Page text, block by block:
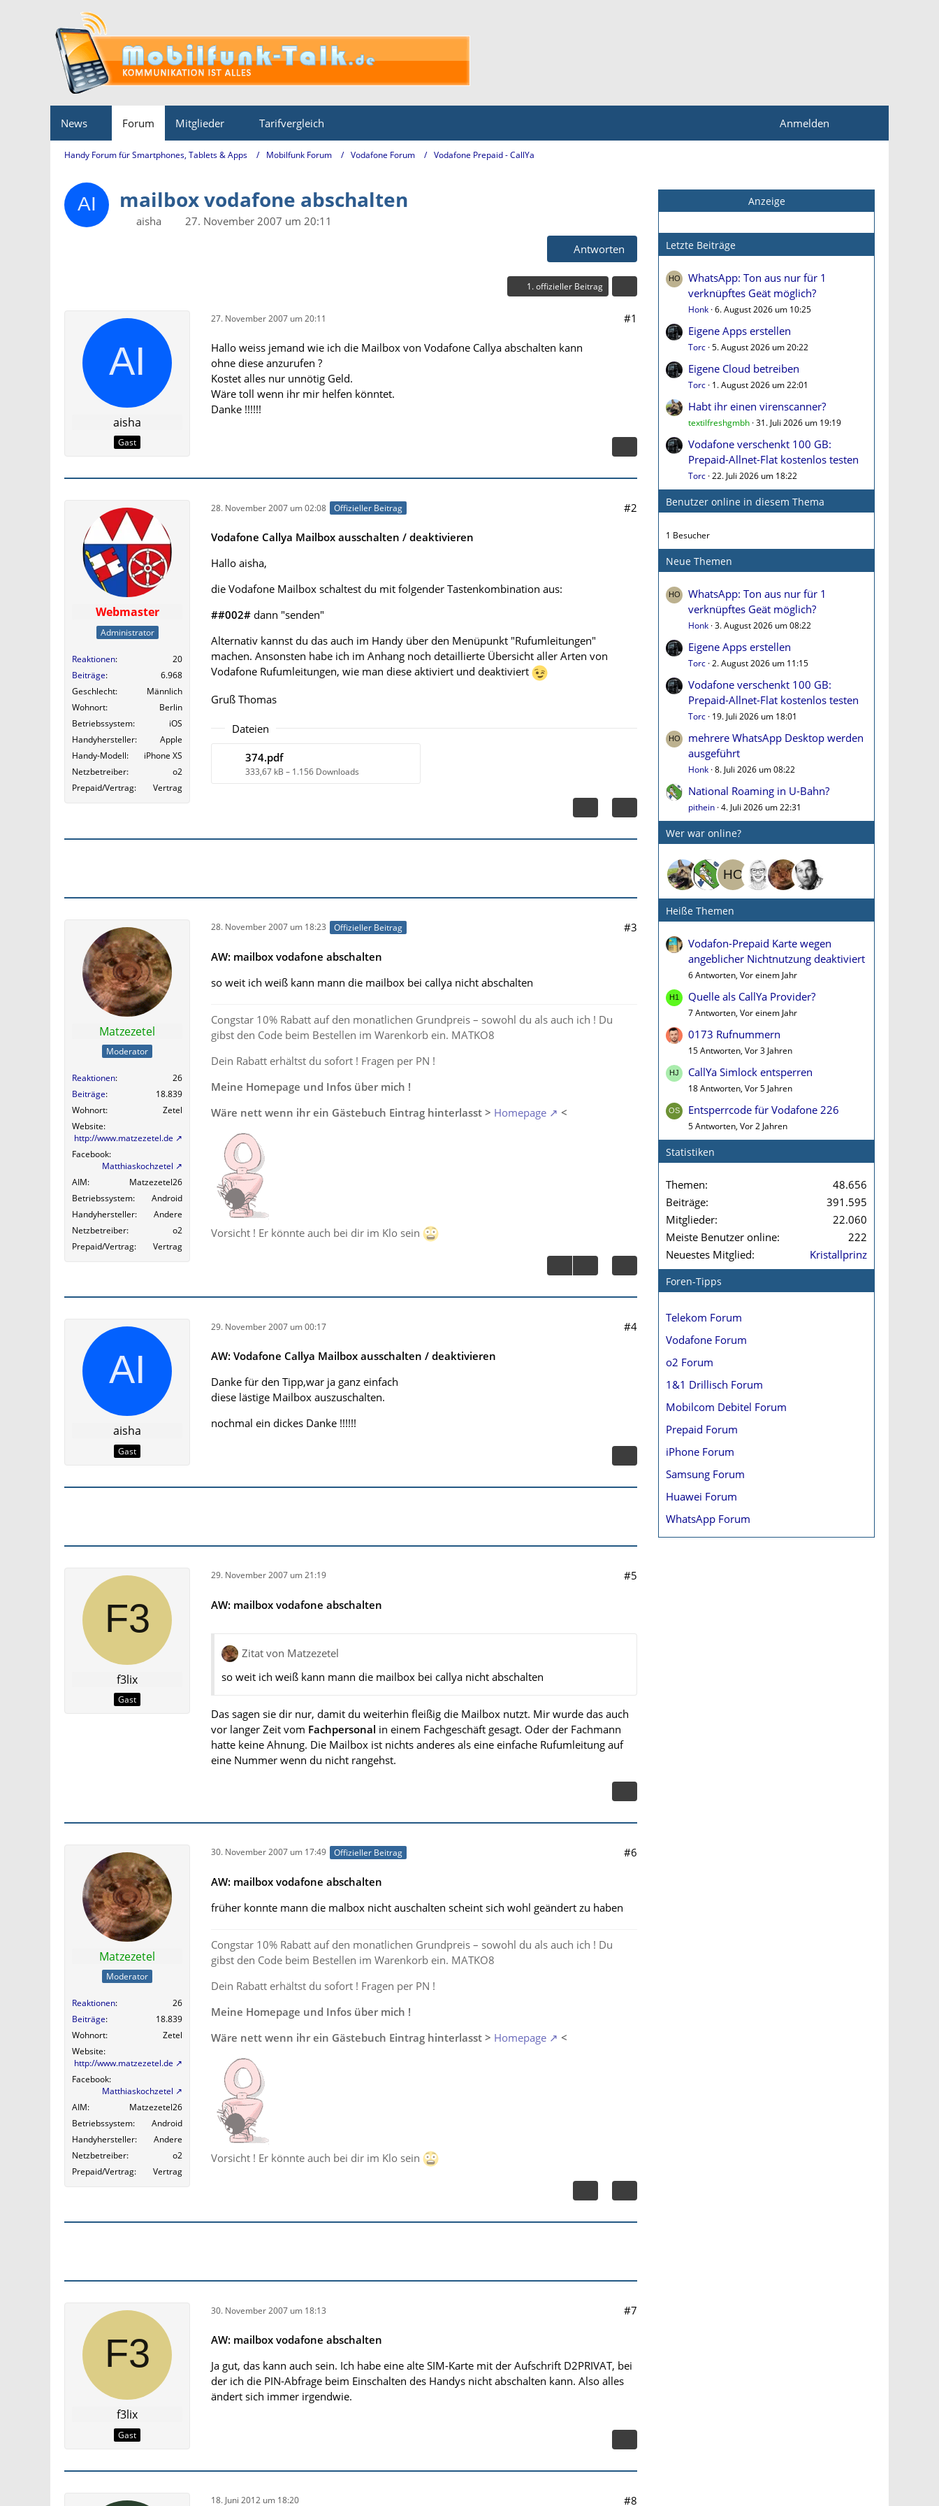
News Forum Mitglieder Tarifvergleich Anmelden
Handy Forum für Smartphones, Tablets & Apps Mobilfunk Forum Vodafone Forum Vodafone Prepaid - CallYa
mailbox vodafone abschalten
aisha
27. November 2007 um 20:11
Antworten
1. offizieller Beitrag
aisha
Gast
27. November 2007 um 20:11 #1
Hallo weiss jemand wie ich die Mailbox von Vodafone Callya abschalten kann
ohne diese anzurufen ?
Kostet alles nur unnötig Geld.
Wäre toll wenn ihr mir helfen könntet.
Danke !!!!!!
Webmaster
Administrator
Reaktionen
20
Beiträge
6.968
Geschlecht
Männlich
Wohnort
Berlin
Betriebssystem
iOS
Handyhersteller
Apple
Handy-Modell
iPhone XS
Netzbetreiber
o2
Prepaid/Vertrag
Vertrag
28. November 2007 um 02:08 Offizieller Beitrag #2
Vodafone Callya Mailbox ausschalten / deaktivieren
Hallo aisha,
die Vodafone Mailbox schaltest du mit folgender Tastenkombination aus:
##002# dann "senden"
Alternativ kannst du das auch im Handy über den Menüpunkt "Rufumleitungen"
machen. Ansonsten habe ich im Anhang noch detaillierte Übersicht aller Arten von
Vodafone Rufumleitungen, wie man diese aktiviert und deaktiviert
Gruß Thomas
Dateien
374.pdf
333,67 kB – 1.156 Downloads
Matzezetel
Moderator
Reaktionen
26
Beiträge
18.839
Wohnort
Zetel
Website
http://www.matzezetel.de
Facebook
Matthiaskochzetel
AIM
Matzezetel26
Betriebssystem
Android
Handyhersteller
Andere
Netzbetreiber
o2
Prepaid/Vertrag
Vertrag
28. November 2007 um 18:23 Offizieller Beitrag #3
AW: mailbox vodafone abschalten
so weit ich weiß kann mann die mailbox bei callya nicht abschalten
Congstar 10% Rabatt auf den monatlichen Grundpreis – sowohl du als auch ich ! Du
gibst den Code beim Bestellen im Warenkorb ein. MATKO8
Dein Rabatt erhältst du sofort ! Fragen per PN !
Meine Homepage und Infos über mich !
Wäre nett wenn ihr ein Gästebuch Eintrag hinterlasst > Homepage <
Vorsicht ! Er könnte auch bei dir im Klo sein
aisha
Gast
29. November 2007 um 00:17 #4
AW: Vodafone Callya Mailbox ausschalten / deaktivieren
Danke für den Tipp,war ja ganz einfach
diese lästige Mailbox auszuschalten.
nochmal ein dickes Danke !!!!!!
f3lix
Gast
29. November 2007 um 21:19 #5
AW: mailbox vodafone abschalten
Zitat von Matzezetel
so weit ich weiß kann mann die mailbox bei callya nicht abschalten
Das sagen sie dir nur, damit du weiterhin fleißig die Mailbox nutzt. Mir wurde das auch
vor langer Zeit vom Fachpersonal in einem Fachgeschäft gesagt. Oder der Fachmann
hatte keine Ahnung. Die Mailbox ist nichts anderes als eine einfache Rufumleitung auf
eine Nummer wenn du nicht rangehst.
Matzezetel
Moderator
Reaktionen
26
Beiträge
18.839
Wohnort
Zetel
Website
http://www.matzezetel.de
Facebook
Matthiaskochzetel
AIM
Matzezetel26
Betriebssystem
Android
Handyhersteller
Andere
Netzbetreiber
o2
Prepaid/Vertrag
Vertrag
30. November 2007 um 17:49 Offizieller Beitrag #6
AW: mailbox vodafone abschalten
früher konnte mann die malbox nicht auschalten scheint sich wohl geändert zu haben
Congstar 10% Rabatt auf den monatlichen Grundpreis – sowohl du als auch ich ! Du
gibst den Code beim Bestellen im Warenkorb ein. MATKO8
Dein Rabatt erhältst du sofort ! Fragen per PN !
Meine Homepage und Infos über mich !
Wäre nett wenn ihr ein Gästebuch Eintrag hinterlasst > Homepage <
Vorsicht ! Er könnte auch bei dir im Klo sein
f3lix
Gast
30. November 2007 um 18:13 #7
AW: mailbox vodafone abschalten
Ja gut, das kann auch sein. Ich habe eine alte SIM-Karte mit der Aufschrift D2PRIVAT, bei
der ich die PIN-Abfrage beim Einschalten des Handys nicht abschalten kann. Also alles
ändert sich immer irgendwie.
18. Juni 2012 um 18:20 #8
Anzeige
Letzte Beiträge
WhatsApp: Ton aus nur für 1
verknüpftes Geät möglich?
Honk 6. August 2026 um 10:25
Eigene Apps erstellen
Torc 5. August 2026 um 20:22
Eigene Cloud betreiben
Torc 1. August 2026 um 22:01
Habt ihr einen virenscanner?
textilfreshgmbh 31. Juli 2026 um 19:19
Vodafone verschenkt 100 GB:
Prepaid-Allnet-Flat kostenlos testen
Torc 22. Juli 2026 um 18:22
Benutzer online in diesem Thema
1 Besucher
Neue Themen
WhatsApp: Ton aus nur für 1
verknüpftes Geät möglich?
Honk 3. August 2026 um 08:22
Eigene Apps erstellen
Torc 2. August 2026 um 11:15
Vodafone verschenkt 100 GB:
Prepaid-Allnet-Flat kostenlos testen
Torc 19. Juli 2026 um 18:01
mehrere WhatsApp Desktop werden
ausgeführt
Honk 8. Juli 2026 um 08:22
National Roaming in U-Bahn?
pithein 4. Juli 2026 um 22:31
Wer war online?
Heiße Themen
Vodafon-Prepaid Karte wegen
angeblicher Nichtnutzung deaktiviert
6 Antworten, Vor einem Jahr
Quelle als CallYa Provider?
7 Antworten, Vor einem Jahr
0173 Rufnummern
15 Antworten, Vor 3 Jahren
CallYa Simlock entsperren
18 Antworten, Vor 5 Jahren
Entsperrcode für Vodafone 226
5 Antworten, Vor 2 Jahren
Statistiken
Themen
48.656
Beiträge
391.595
Mitglieder
22.060
Meiste Benutzer online
222
Neuestes Mitglied
Kristallprinz
Foren-Tipps
Telekom Forum
Vodafone Forum
o2 Forum
1&1 Drillisch Forum
Mobilcom Debitel Forum
Prepaid Forum
iPhone Forum
Samsung Forum
Huawei Forum
WhatsApp Forum